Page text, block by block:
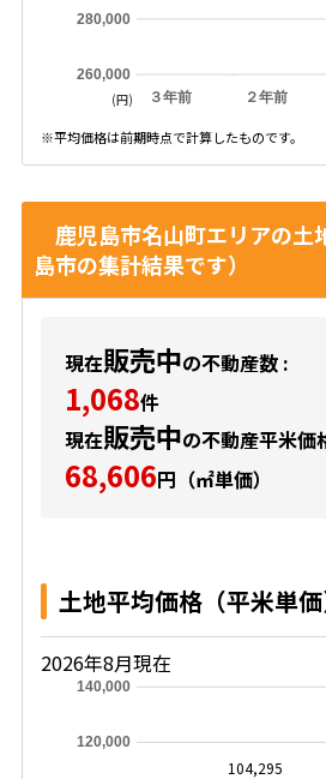
３年前 ２年前
260,000
280,000
(円)
※平均価格は前期時点で計算したものです。
鹿児島市名山町エリアの土
島市の集計結果です）
現在販売中の不動産数 :
1,068件
現在販売中の不動産平米価
68,606円（㎡単価）
土地平均価格（平米単
2026年8月現在
120,000
140,000
104,295